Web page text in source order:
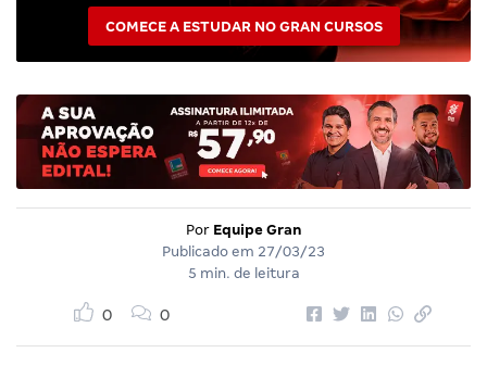
COMECE A ESTUDAR NO GRAN CURSOS
Por Equipe Gran
Publicado em 27/03/23
5 min. de leitura
0 0